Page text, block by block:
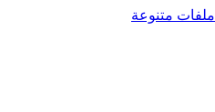
ملفات متنوعة